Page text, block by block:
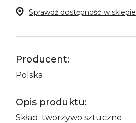
Sprawdź dostępność w sklepie
Producent:
Polska
Opis produktu:
Skład: tworzywo sztuczne